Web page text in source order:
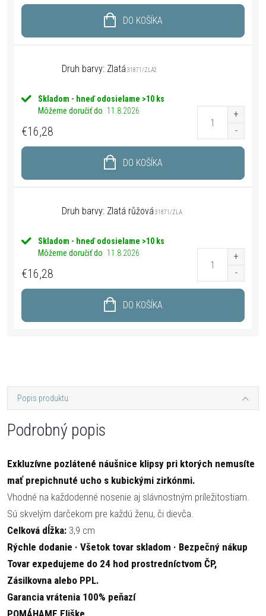
DO KOŠÍKA
Druh barvy: Zlatá 31871/ZLA2
Skladom - hneď odosielame >10 ks
Môžeme doručiť do 11.8.2026
€16,28
DO KOŠÍKA
Druh barvy: Zlatá růžová 31871/ZLA
Skladom - hneď odosielame >10 ks
Môžeme doručiť do 11.8.2026
€16,28
DO KOŠÍKA
Popis produktu
Podrobný popis
Exkluzívne pozlátené náušnice klipsy pri ktorých nemusíte
mať prepichnuté ucho s kubickými zirkónmi.
Vhodné na každodenné nosenie aj slávnostným príležitostiam.
Sú skvelým darčekom pre každú ženu, či dievča.
Celková dĺžka: 3,9 cm
Rýchle dodanie · Všetok tovar skladom · Bezpečný nákup
Tovar expedujeme do 24 hod prostredníctvom ČP,
Zásilkovna alebo PPL.
Garancia vrátenia 100% peňazí
POMÁHAME Eliške